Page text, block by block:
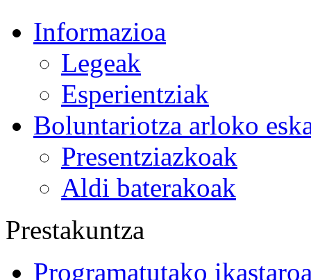
Informazioa
Legeak
Esperientziak
Boluntariotza arloko
Presentziazkoak
Aldi baterakoak
Prestakuntza
Programatutako